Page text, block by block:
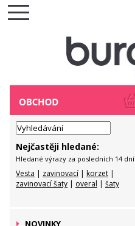
Nejčastěji hledané:
Hledané výrazy za posledních 14 dní
Vesta | zavinovací | korzet |
zavinovací šaty | overal | šaty
NOVINKY